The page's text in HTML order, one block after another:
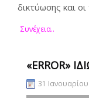
δικτύωσης και
Συνέχεια..
«ERROR»
31